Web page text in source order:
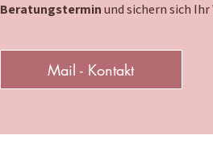
Beratungsterminund sichern sich
Mail - Kontakt